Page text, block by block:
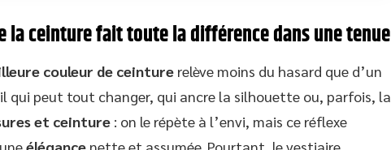
la ceinture fait toute la différence dans une tenue
couleur de ceinture relève moins du hasard que d’un
qui peut tout changer, qui ancre la silhouette ou, parfois, la
et ceinture : on le répète à l’envi, mais ce réflexe
élégance nette et assumée. Pourtant, le vestiaire